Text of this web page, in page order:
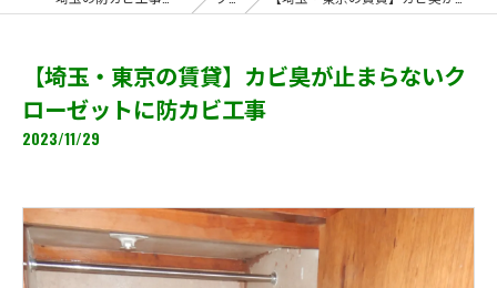
【埼玉・東京の賃貸】カビ臭が止まらないク
ローゼットに防カビ工事
2023/11/29